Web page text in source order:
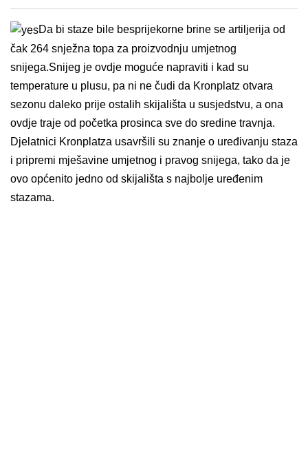
Da bi staze bile besprijekorne brine se artiljerija od
čak 264 snježna topa za proizvodnju umjetnog
snijega.Snijeg je ovdje moguće napraviti i kad su
temperature u plusu, pa ni ne čudi da Kronplatz otvara
sezonu daleko prije ostalih skijališta u susjedstvu, a ona
ovdje traje od početka prosinca sve do sredine travnja.
Djelatnici Kronplatza usavršili su znanje o uređivanju staza
i pripremi mješavine umjetnog i pravog snijega, tako da je
ovo općenito jedno od skijališta s najbolje uređenim
stazama.